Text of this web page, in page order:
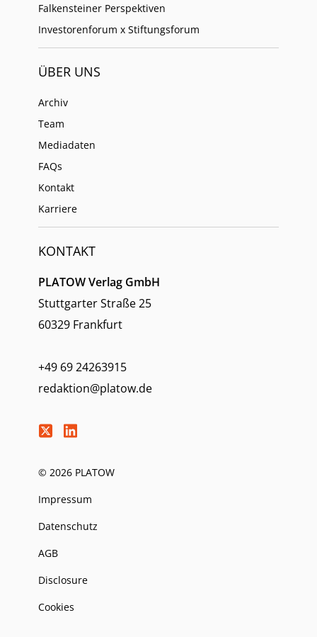
Falkensteiner Perspektiven
Investorenforum x Stiftungsforum
ÜBER UNS
Archiv
Team
Mediadaten
FAQs
Kontakt
Karriere
KONTAKT
PLATOW Verlag GmbH
Stuttgarter Straße 25
60329 Frankfurt
+49 69 24263915
redaktion@platow.de
© 2026 PLATOW
Impressum
Datenschutz
AGB
Disclosure
Cookies